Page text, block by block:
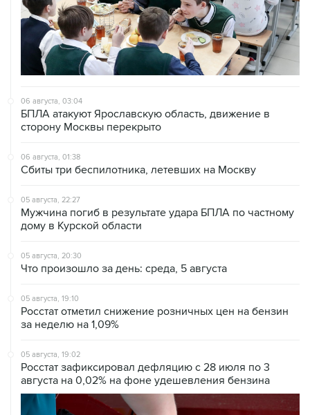
06 августа, 03:04
БПЛА атакуют Ярославскую область, движение в
сторону Москвы перекрыто
06 августа, 01:38
Сбиты три беспилотника, летевших на Москву
05 августа, 22:27
Мужчина погиб в результате удара БПЛА по частному
дому в Курской области
05 августа, 20:30
Что произошло за день: среда, 5 августа
05 августа, 19:10
Росстат отметил снижение розничных цен на бензин
за неделю на 1,09%
05 августа, 19:02
Росстат зафиксировал дефляцию с 28 июля по 3
августа на 0,02% на фоне удешевления бензина